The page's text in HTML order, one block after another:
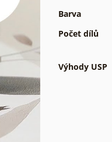
Barva
Počet dílů
Výhody USP